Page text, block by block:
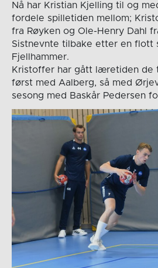
Nå har Kristian Kjelling til og
fordele spilletiden mellom;
fra Røyken og Ole-Henry Dahl
Sistnevnte tilbake etter en flott
Fjellhammer.
Kristoffer har gått læretiden de
først med Aalberg, så med
sesong med Baskår Pedersen